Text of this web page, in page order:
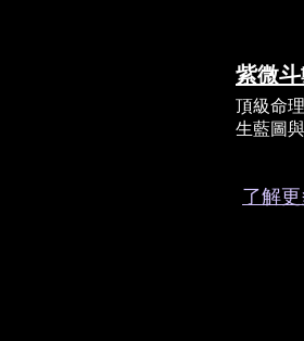
紫微
頂級命
生藍圖
了解